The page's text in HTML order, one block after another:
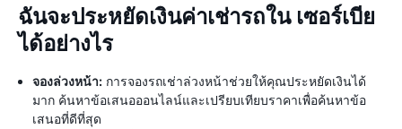
ฉันจะประหยัดเงินค่าเช่ารถใน เซอร์เบีย
ได้อย่างไร
จองล่วงหน้า: การจองรถเช่าล่วงหน้าช่วยให้คุณประหยัดเงินได้
มาก ค้นหาข้อเสนอออนไลน์และเปรียบเทียบราคาเพื่อค้นหาข้อ
เสนอที่ดีที่สุด